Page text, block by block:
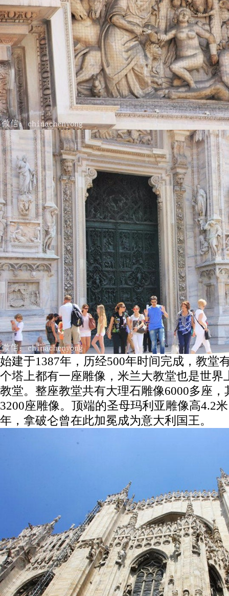
始建于1387年，历经500年时间完成，教堂
个塔上都有一座雕像，米兰大教堂也是世界
教堂。整座教堂共有大理石雕像6000多座
3200座雕像。顶端的圣母玛利亚雕像高4.2
年，拿破仑曾在此加冕成为意大利国王。